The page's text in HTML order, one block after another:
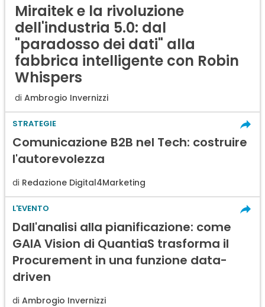
Miraitek e la rivoluzione
dell'industria 5.0: dal
"paradosso dei dati" alla
fabbrica intelligente con Robin
Whispers
di Ambrogio Invernizzi
STRATEGIE
Comunicazione B2B nel Tech: costruire
l'autorevolezza
di Redazione Digital4Marketing
L'EVENTO
Dall'analisi alla pianificazione: come
GAIA Vision di QuantiaS trasforma il
Procurement in una funzione data-
driven
di Ambrogio Invernizzi